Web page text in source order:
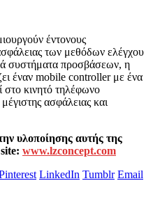
έντονους
των μεθόδων ελέγχου
συστήματα προσβάσεων, η
έναν mobile controller με ένα
στο κινητό τηλέφωνο
ασφάλειας και
υλοποίησης αυτής της
site: www.lzconcept.com
LinkedIn Tumblr Email